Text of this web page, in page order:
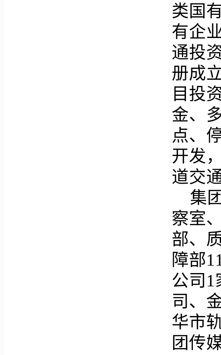
类国
有企
通投
册成
目投
金、
点、
开发
道交
集
察室
部、
障部
公司1
司、
华市
团传